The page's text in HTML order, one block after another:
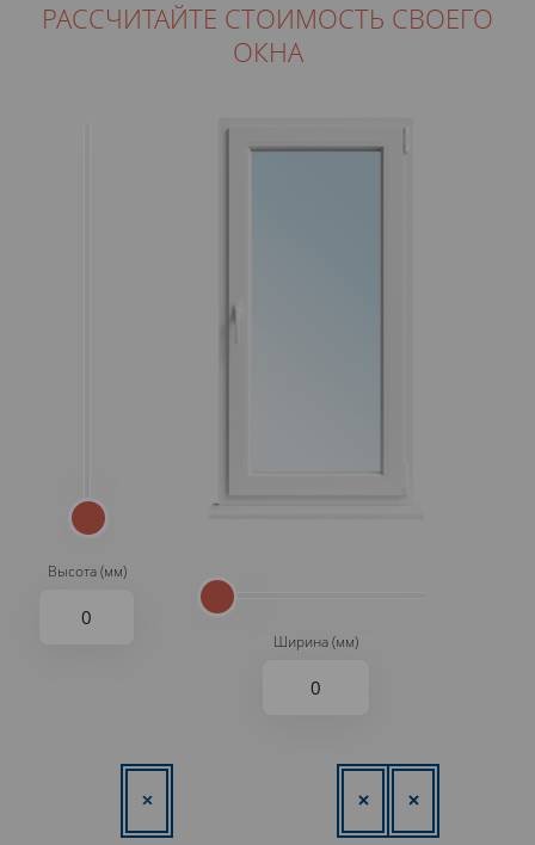
РАССЧИТАЙТЕ СТОИМОСТЬ СВОЕГО
ОКНА
Высота (мм)
Ширина (мм)